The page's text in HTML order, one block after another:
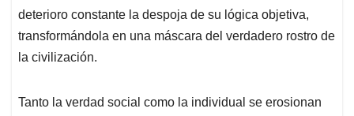
deterioro constante la despoja de su lógica objetiva,
transformándola en una máscara del verdadero rostro de
la civilización.
Tanto la verdad social como la individual se erosionan